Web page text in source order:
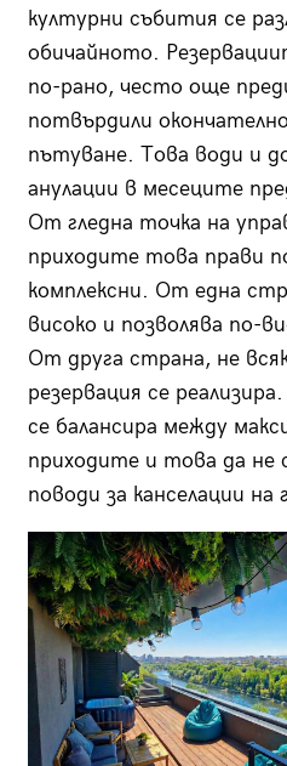
културни събития се
обичайното.
по-рано, често още
потвърдили
пътуване. Това води и
анулации в месеците
От гледна точка на
приходите това прави
комплексни. От една
високо и позволява по-
От друга страна, не
резервация се
се балансира между
приходите и това да не
поводи за канселации